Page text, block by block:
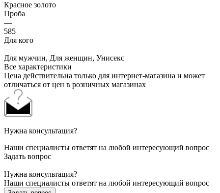
Красное золото
Проба
—
585
Для кого
—
Для мужчин, Для женщин, Унисекс
Все характеристики
Цена действительна только для интернет-магазина и может
отличаться от цен в розничных магазинах
Нужна консультация?
Наши специалисты ответят на любой интересующий вопрос
Задать вопрос
Нужна консультация?
Наши специалисты ответят на любой интересующий вопрос